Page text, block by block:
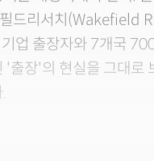
드리서치(Wakefield
업 출장자와 7개국
장'의 현실을 그대로